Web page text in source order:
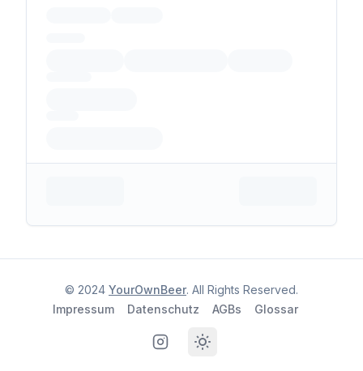
© 2024 YourOwnBeer. All Rights Reserved.
Impressum
Datenschutz AGBs Glossar
InstagramToggle theme